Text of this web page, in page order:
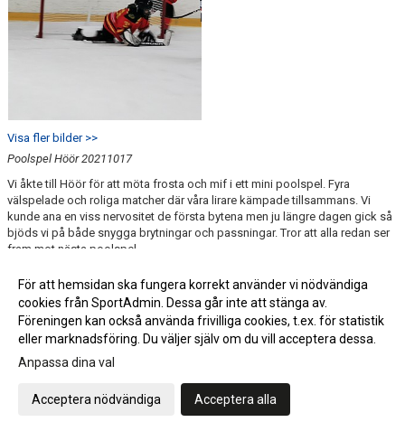
Visa fler bilder >>
Poolspel Höör 20211017
Vi åkte till Höör för att möta frosta och mif i ett mini poolspel. Fyra
välspelade och roliga matcher där våra lirare kämpade tillsammans. Vi
kunde ana en viss nervositet de första bytena men ju längre dagen gick så
bjöds vi på både snygga brytningar och passningar. Tror att alla redan ser
fram mot nästa poolspel.
Gå till Webbversion
För att hemsidan ska fungera korrekt använder vi nödvändiga
cookies från SportAdmin. Dessa går inte att stänga av.
Föreningen kan också använda frivilliga cookies, t.ex. för statistik
eller marknadsföring. Du väljer själv om du vill acceptera dessa.
Anpassa dina val
Acceptera nödvändiga Acceptera alla